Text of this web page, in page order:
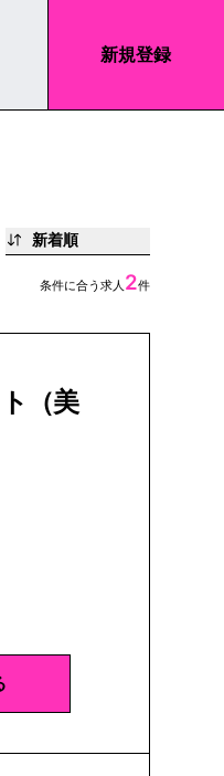
新規登録
新着順
条件に合う求人 2件
（美